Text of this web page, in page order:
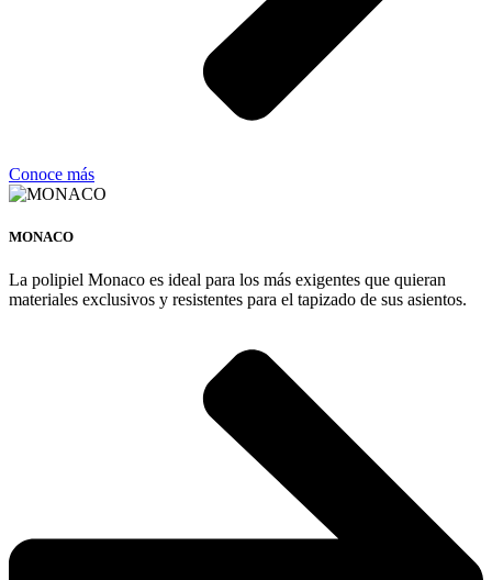
Conoce más
MONACO
La polipiel Monaco es ideal para los más exigentes que quieran
materiales exclusivos y resistentes para el tapizado de sus asientos.